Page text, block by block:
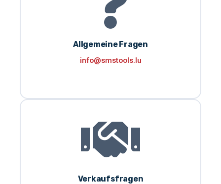
Allgemeine Fragen
info@smstools.lu
Verkaufsfragen